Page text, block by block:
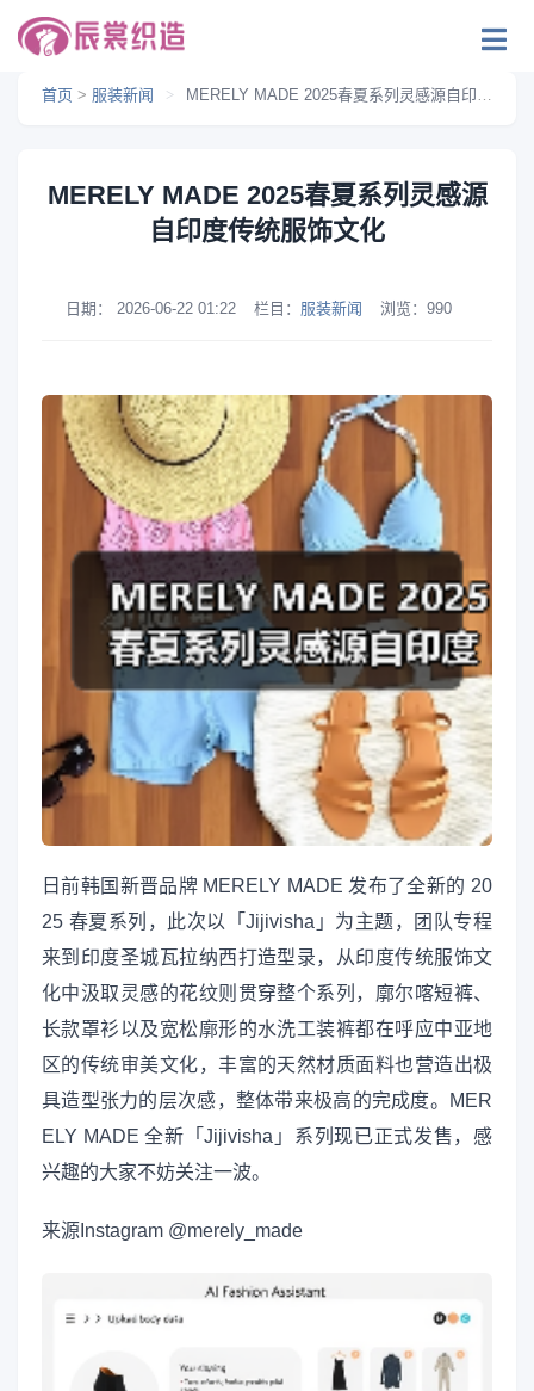
首页 > 服装新闻 > MERELY MADE 2025春夏系列灵感源自印度传统服饰文化
MERELY MADE 2025春夏系列灵感源
自印度传统服饰文化
日期： 2026-06-22 01:22 栏目： 服装新闻 浏览： 990
日前韩国新晋品牌 MERELY MADE 发布了全新的 20
25 春夏系列，此次以「Jijivisha」为主题，团队专程
来到印度圣城瓦拉纳西打造型录，从印度传统服饰文
化中汲取灵感的花纹则贯穿整个系列，廓尔喀短裤、
长款罩衫以及宽松廓形的水洗工装裤都在呼应中亚地
区的传统审美文化，丰富的天然材质面料也营造出极
具造型张力的层次感，整体带来极高的完成度。MER
ELY MADE 全新「Jijivisha」系列现已正式发售，感
兴趣的大家不妨关注一波。
来源 Instagram @merely_made